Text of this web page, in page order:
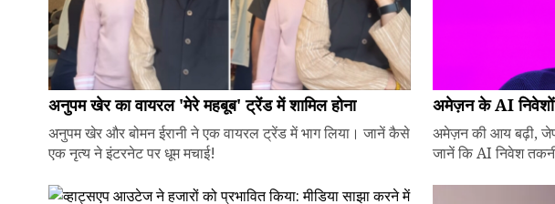
अनुपम खेर का वायरल 'मेरे महबूब' ट्रेंड में शामिल होना
अनुपम खेर और बोमन ईरानी ने एक वायरल ट्रेंड में भाग लिया। जानें कैसे
एक नृत्य ने इंटरनेट पर धूम मचाई!
अमेज़न के AI निवेशों
अमेज़न की आय बढ़ी, जेफ
जानें कि AI निवेश